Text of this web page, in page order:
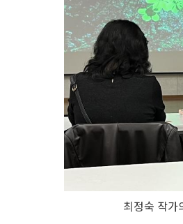
최정숙 작가